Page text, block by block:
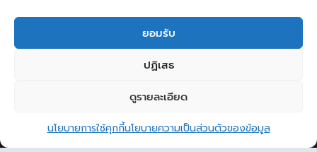
ยอมรับ
ปฏิเสธ
ดูรายละเอียด
นโยบายการใช้คุกกี้นโยบายความเป็นส่วนตัวของข้อมูล
Login
lopburiwebdesign.com
กระดานสนทนา
© 2026 องค์การบริหารส่วนตำบลหนองแขม